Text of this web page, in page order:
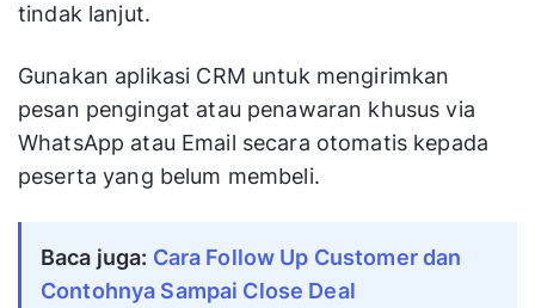
tindak lanjut.
Gunakan aplikasi CRM untuk mengirimkan
pesan pengingat atau penawaran khusus via
WhatsApp atau Email secara otomatis kepada
peserta yang belum membeli.
Baca juga: Cara Follow Up Customer dan
Contohnya Sampai Close Deal